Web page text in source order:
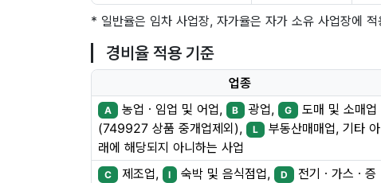
* 일반율은 임차 사업장, 자가율은 자가 소유 사업장에 적
경비율 적용 기준
업종
A 농업ㆍ임업 및 어업, B 광업, G 도매 및 소매업
(749927 상품 중개업제외),
L 부동산매매업, 기타 아
래에 해당되지 아니하는 사업
C 제조업, I 숙박 및 음식점업, D 전기ㆍ가스ㆍ증